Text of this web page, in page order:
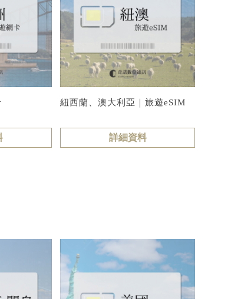
紐西蘭、澳大利亞｜旅遊eSIM
詳細資料